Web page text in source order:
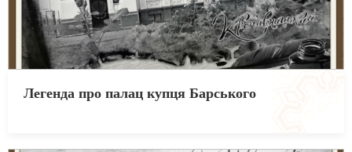
Легенда про палац купця Барського